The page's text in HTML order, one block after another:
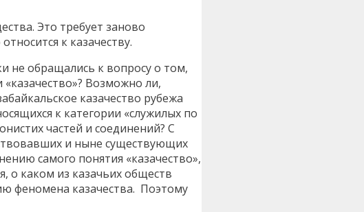
Это требует заново
к казачеству.
не обращались к вопросу о том,
Возможно ли,
казачество рубежа
к категории «служилых по
частей и соединений? С
и ныне существующих
самого понятия «казачество»,
о каком из казачьих обществ
казачества. Поэтому